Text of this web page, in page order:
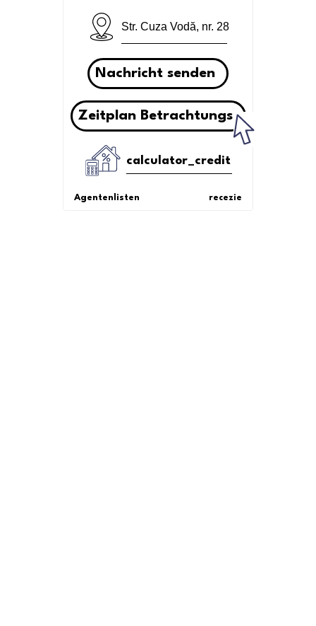
Str. Cuza Vodă, nr. 28
Nachricht senden
Zeitplan Betrachtungs
calculator_credit
Agentenlisten recezie